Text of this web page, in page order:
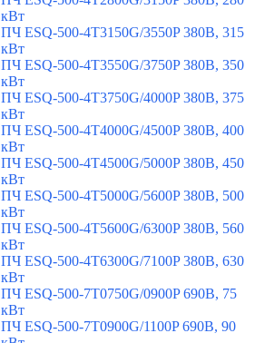
кВт
ПЧ ESQ-500-4T3150G/3550P 380В, 315
кВт
ПЧ ESQ-500-4T3550G/3750P 380В, 350
кВт
ПЧ ESQ-500-4T3750G/4000P 380В, 375
кВт
ПЧ ESQ-500-4T4000G/4500P 380В, 400
кВт
ПЧ ESQ-500-4T4500G/5000P 380В, 450
кВт
ПЧ ESQ-500-4T5000G/5600P 380В, 500
кВт
ПЧ ESQ-500-4T5600G/6300P 380В, 560
кВт
ПЧ ESQ-500-4T6300G/7100P 380В, 630
кВт
ПЧ ESQ-500-7T0750G/0900P 690В, 75
кВт
ПЧ ESQ-500-7T0900G/1100P 690В, 90